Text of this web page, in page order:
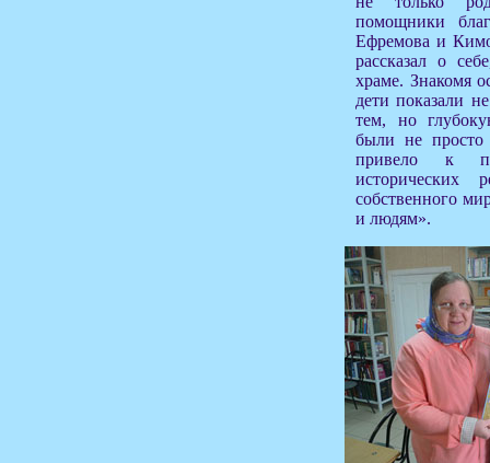
помощники
Ефремова и
рассказал о
храме. Знакомя
дети показали
тем, но
были не просто
привело к
исторических
собственного
и людям».